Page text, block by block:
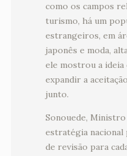
como os campos
turismo, há um
estrangeiros, em
japonês e moda,
ele mostrou a ideia
expandir a
junto.
Sonouede, Ministro
estratégia nacional
de revisão para